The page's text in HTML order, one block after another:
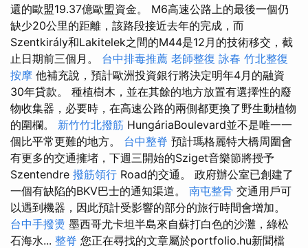
還的歐盟19.37億歐盟資金。 M6高速公路上的最後一個仍
缺少20公里的距離，該路段接近去年的完成，而
Szentkirály和Lakitelek之間的M44是12月的技術移交，截
止日期前三個月。 台中排毒推薦 老師整復 詠春 竹北整復
按摩 他補充說，預計歐洲投資銀行將決定明年4月的融資
30年貸款。 種植樹木，並在其餘的地方放置有選擇性的廢
物收集器，必要時，在高速公路的兩側都更換了野生動植物
的圍欄。 新竹竹北撥筋 HungáriaBoulevard並不是唯一一
個比平常更難的地方。 台中整脊 預計瑪格麗特大橋周圍會
有更多的交通擁堵，下週三開始的Sziget音樂節將授予
Szentendre 撥筋領行 Road的交通。 政府辦公室已創建了
一個有缺陷的BKV巴士的通知渠道。 南屯整骨 交通用戶可
以遇到機器，因此預計受影響的部分的旅行時間會增加。
台中手撥燙 墨西哥尤卡坦半島來自蘇打白色的沙灘，綠松
石海水... 整脊 您正在尋找的文章屬於portfolio.hu新聞檔